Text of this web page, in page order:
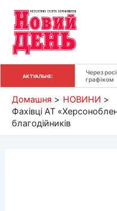
вмісту
АКТУАЛЬНЕ:
Через
графіком
Домашня
НОВИНИ
Фахівці АТ
благодійників